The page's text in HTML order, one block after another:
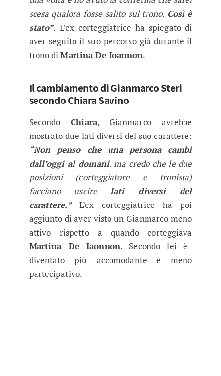
scesa qualora fosse salito sul trono. Così è
stato”. L’ex corteggiatrice ha spiegato di
aver seguito il suo percorso già durante il
trono diMartina De Ioannon.
Il cambiamento di Gianmarco Steri
secondo Chiara Savino
SecondoChiara, Gianmarco avrebbe
mostrato due lati diversi del suo carattere:
“Non penso che una persona cambi
dall’oggi al domani, ma credo che le due
posizioni (corteggiatore e tronista)
facciano uscire lati diversi del
carattere.” L’ex corteggiatrice ha poi
aggiunto di aver visto un Gianmarco meno
attivo rispetto a quando corteggiava
Martina De Iaonnon. Secondo lei è
diventato più accomodante e meno
partecipativo.